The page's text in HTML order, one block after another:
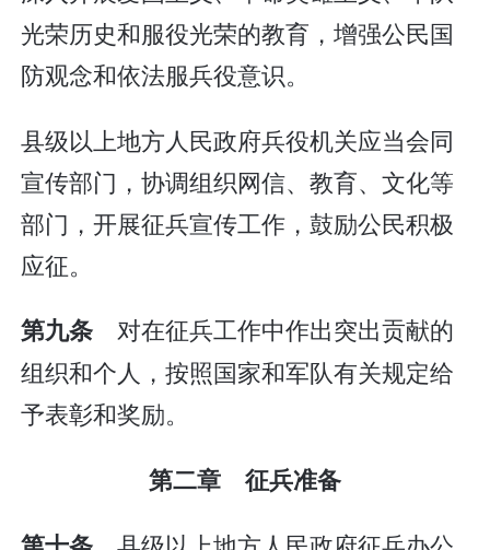
光荣历史和服役光荣的教育，增强公民国
防观念和依法服兵役意识。
县级以上地方人民政府兵役机关应当会同
宣传部门，协调组织网信、教育、文化等
部门，开展征兵宣传工作，鼓励公民积极
应征。
第九条 对在征兵工作中作出突出贡献的
组织和个人，按照国家和军队有关规定给
予表彰和奖励。
第二章 征兵准备